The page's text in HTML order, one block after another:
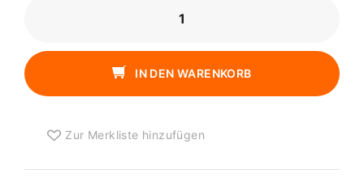
MENGE
IN DEN WARENKORB
Zur Merkliste hinzufügen